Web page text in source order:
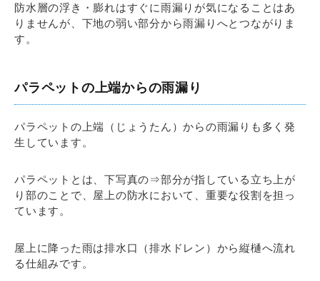
防水層の浮き・膨れはすぐに雨漏りが気になることはあ
りませんが、下地の弱い部分から雨漏りへとつながりま
す。
パラペットの上端からの雨漏り
パラペットの上端（じょうたん）からの雨漏りも多く発
生しています。
パラペットとは、下写真の⇒部分が指している立ち上が
り部のことで、屋上の防水において、重要な役割を担っ
ています。
屋上に降った雨は排水口（排水ドレン）から縦樋へ流れ
る仕組みです。